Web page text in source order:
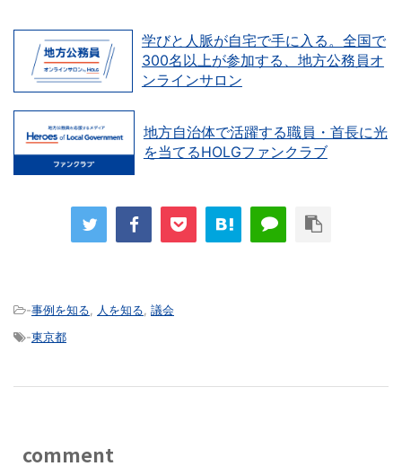
学びと人脈が自宅で手に入る。全国で
300名以上が参加する、地方公務員オ
ンラインサロン
地方自治体で活躍する職員・首長に光
を当てるHOLGファンクラブ
-事例を知る 人を知る 議会
-東京都
comment